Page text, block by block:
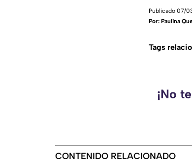
Publicado 07/
Por: Paulina
Tags
¡No
CONTENIDO RELACIONADO